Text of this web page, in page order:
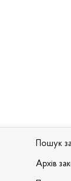
Пошук
Архів